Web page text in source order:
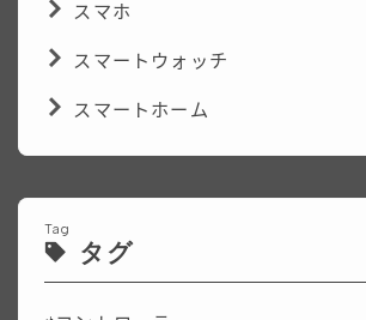
スマホ
スマートウォッチ
スマートホーム
Tag
タグ